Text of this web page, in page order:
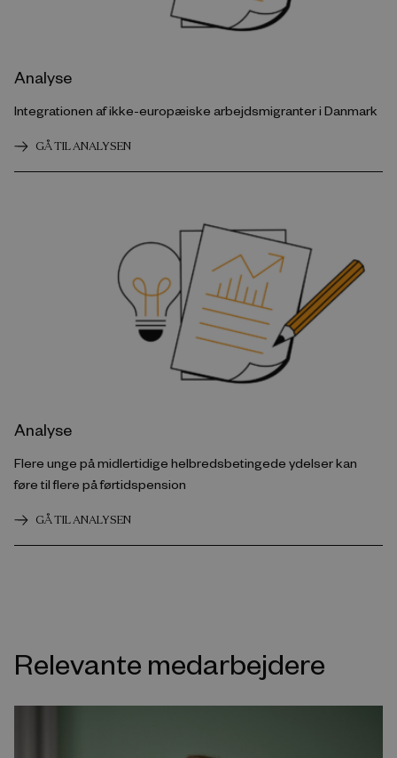
Analyse
Integrationen af ikke-europæiske arbejdsmigranter i Danmark
GÅ TIL ANALYSEN
Analyse
Flere unge på midlertidige helbredsbetingede ydelser kan
føre til flere på førtidspension
GÅ TIL ANALYSEN
Relevante medarbejdere